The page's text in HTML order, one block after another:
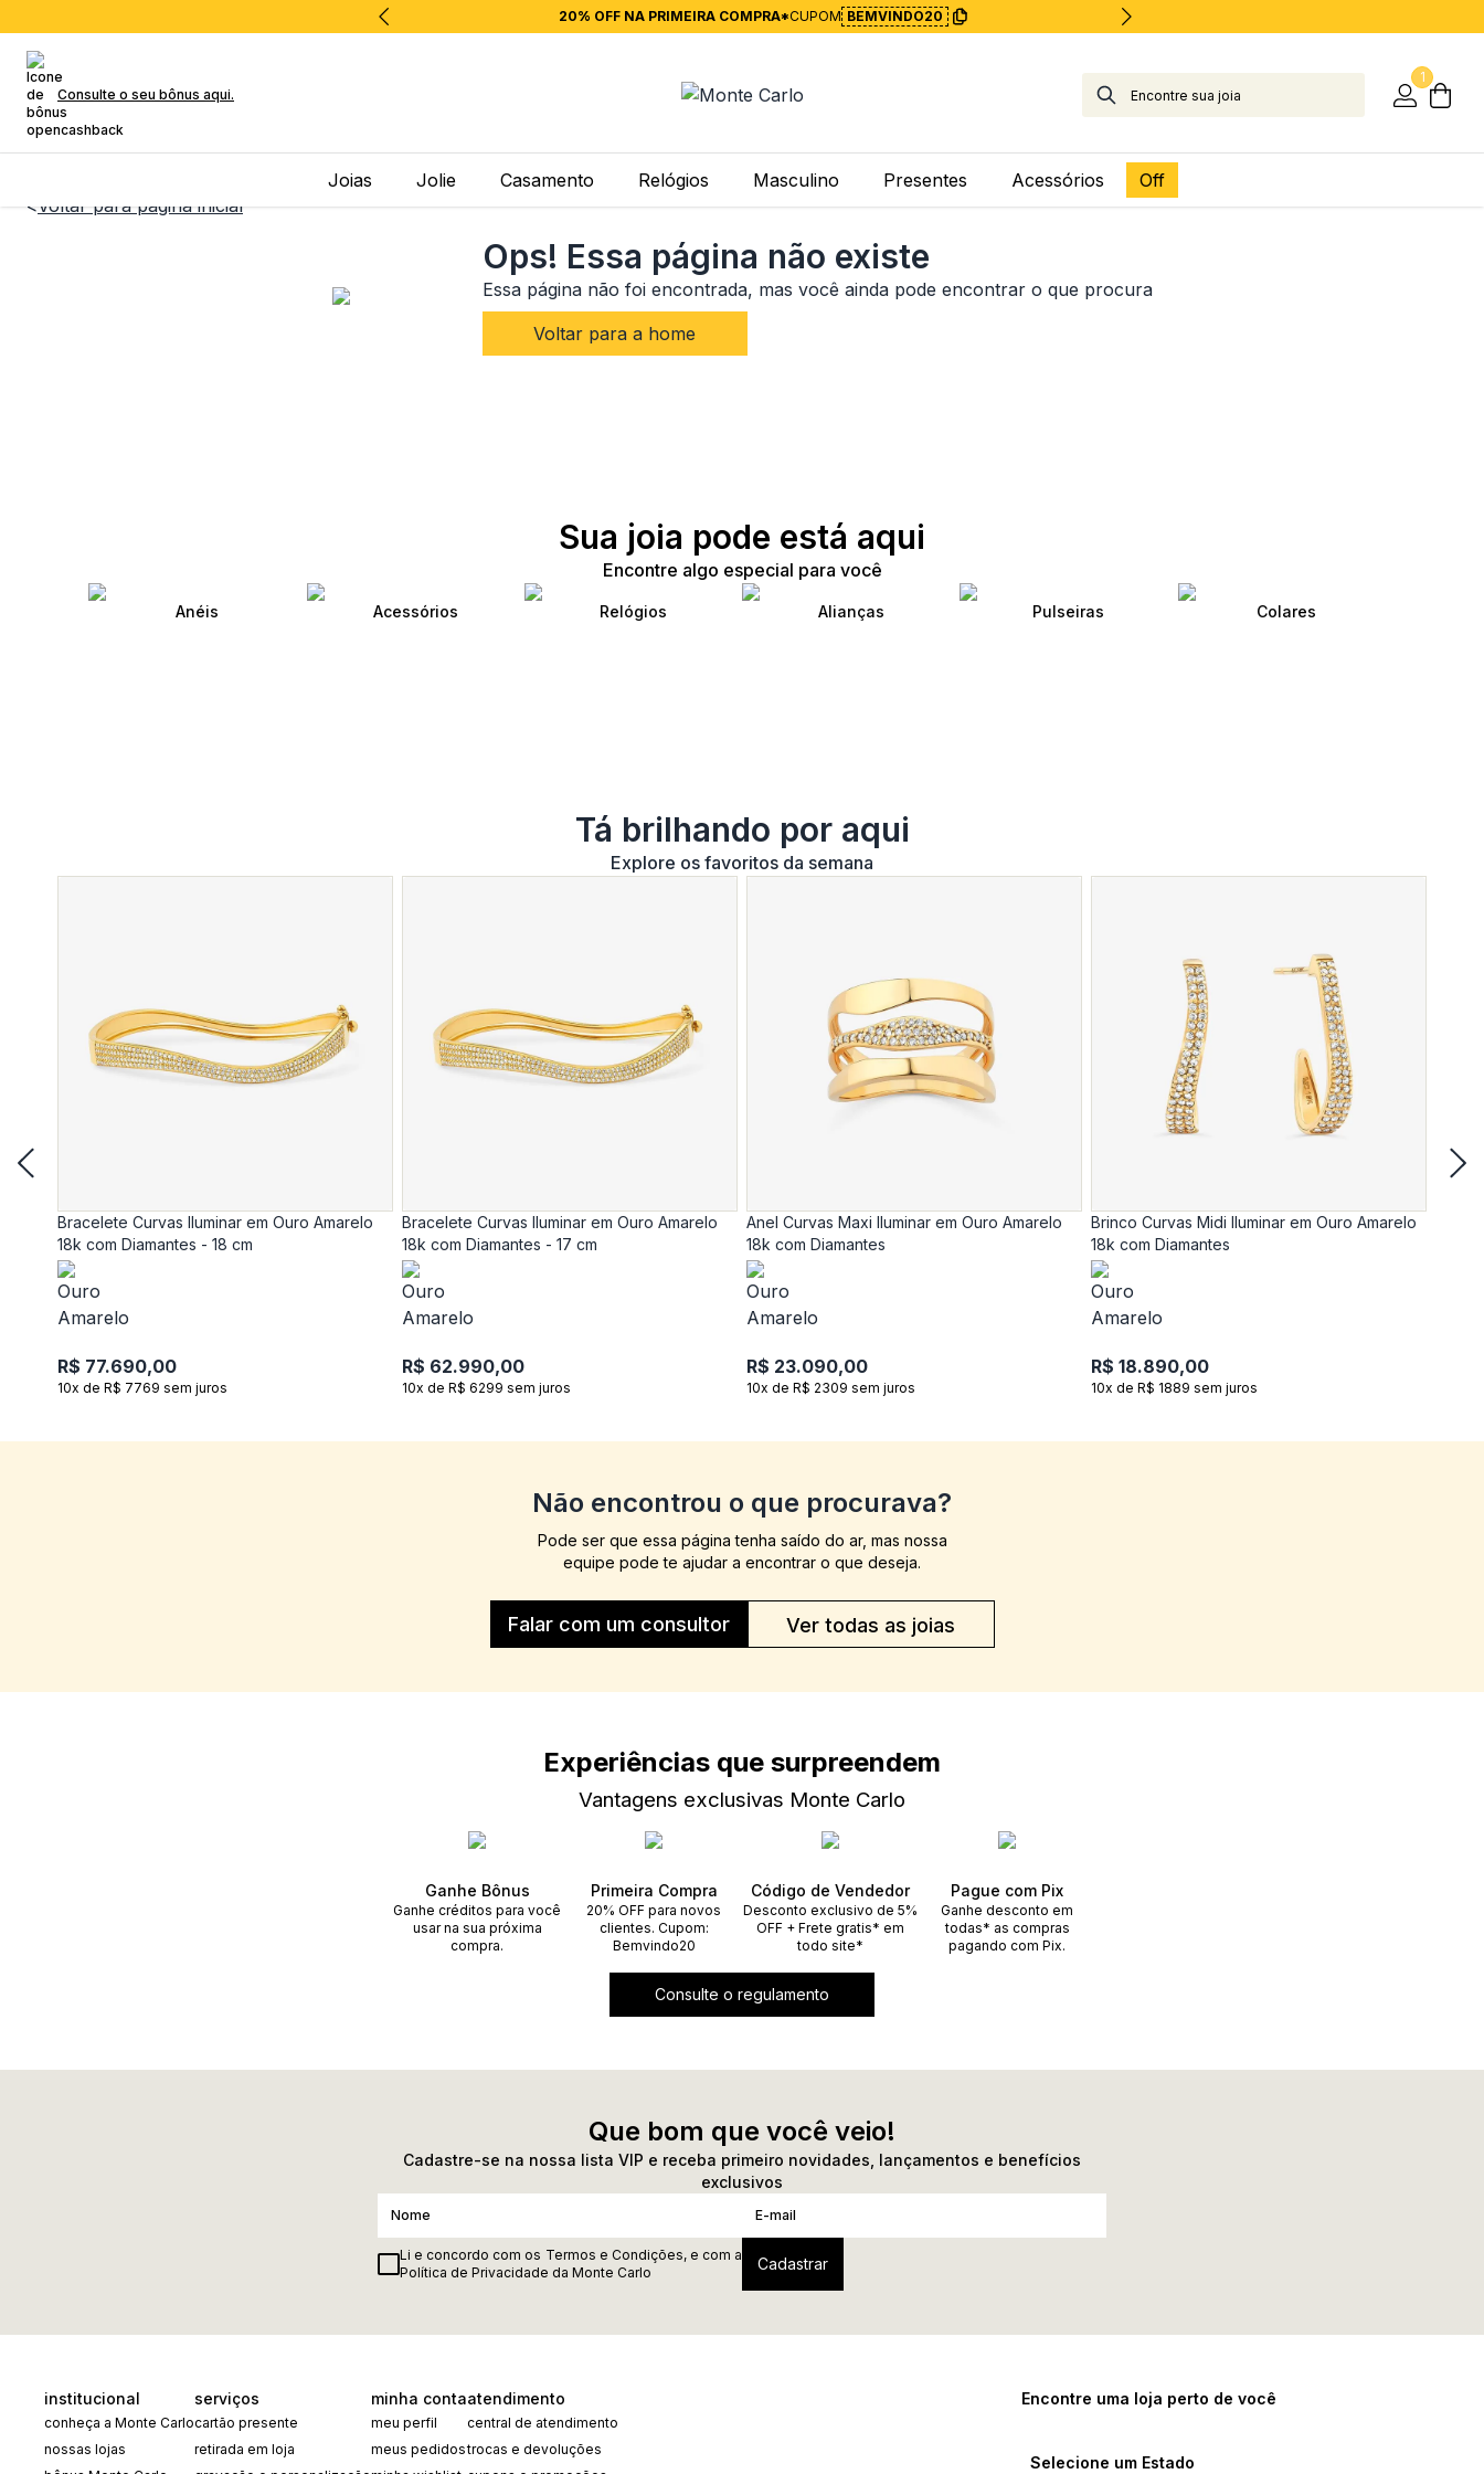
20% OFF NA PRIMEIRA COMPRA*CUPOM BEMVINDO20
Consulte o seu bônus aqui.
1
Joias Jolie Casamento Relógios Masculino Presentes Acessórios
Off
<Voltar para página inicial
Ops! Essa página não existe
Essa página não foi encontrada, mas você ainda pode encontrar o que procura
Voltar para a home
Sua joia pode está aqui
Encontre algo especial para você
Anéis Acessórios Relógios Alianças Pulseiras Colares
Tá brilhando por aqui
Explore os favoritos da semana
Bracelete Curvas Iluminar em Ouro Amarelo
18k com Diamantes - 18 cm
R$ 77.690,00
10x de R$ 7769 sem juros
Bracelete Curvas Iluminar em Ouro Amarelo
18k com Diamantes - 17 cm
R$ 62.990,00
10x de R$ 6299 sem juros
Anel Curvas Maxi Iluminar em Ouro Amarelo
18k com Diamantes
R$ 23.090,00
10x de R$ 2309 sem juros
Brinco Curvas Midi Iluminar em Ouro Amarelo
18k com Diamantes
R$ 18.890,00
10x de R$ 1889 sem juros
Não encontrou o que procurava?
Pode ser que essa página tenha saído do ar, mas nossa
equipe pode te ajudar a encontrar o que deseja.
Falar com um consultor Ver todas as joias
Experiências que surpreendem
Vantagens exclusivas Monte Carlo
Ganhe Bônus
Ganhe créditos para você
usar na sua próxima
compra.
Primeira Compra
20% OFF para novos
clientes. Cupom:
Bemvindo20
Código de Vendedor
Desconto exclusivo de 5%
OFF + Frete gratis* em
todo site*
Pague com Pix
Ganhe desconto em
todas* as compras
pagando com Pix.
Consulte o regulamento
Que bom que você veio!
Cadastre-se na nossa lista VIP e receba primeiro novidades, lançamentos e benefícios
exclusivos
Li e concordo com os Termos e Condições, e com a
Política de Privacidade da Monte Carlo
institucional
conheça a Monte Carlo
nossas lojas
serviços
cartão presente
retirada em loja
minha conta
meu perfil
meus pedidos
atendimento
central de atendimento
trocas e devoluções
Encontre uma loja perto de você